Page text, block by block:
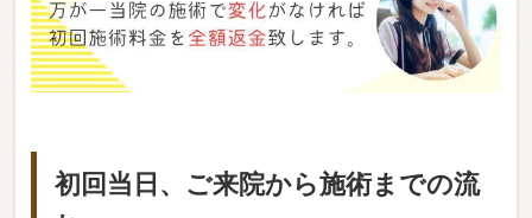
初回当日、ご来院から施術までの流